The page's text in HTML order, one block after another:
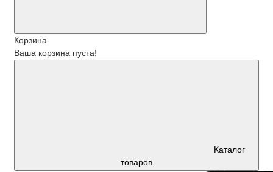
Корзина
Ваша корзина пуста!
Каталог
товаров